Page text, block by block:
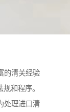
的清关经验
和程序。
处理进口清